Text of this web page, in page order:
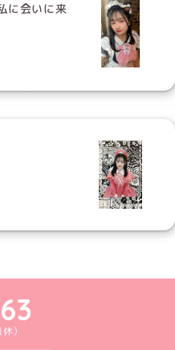
に会いに来
公式アカウント
みんX公式アカウント
りーみんInstagram公式アカウント
めいどりーみんFacebook公式アカウン
めいどりーみんYouTube公式アカ
）